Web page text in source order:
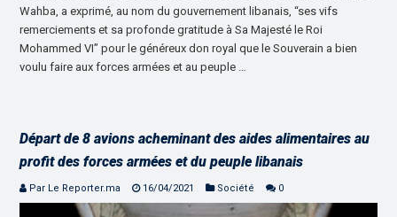
Wahba, a exprimé, au nom du gouvernement libanais, “ses vifs
remerciements et sa profonde gratitude à Sa Majesté le Roi
Mohammed VI” pour le généreux don royal que le Souverain a bien
voulu faire aux forces armées et au peuple …
Départ de 8 avions acheminant des aides alimentaires au
profit des forces armées et du peuple libanais
Par Le Reporter.ma 16/04/2021 Société 0